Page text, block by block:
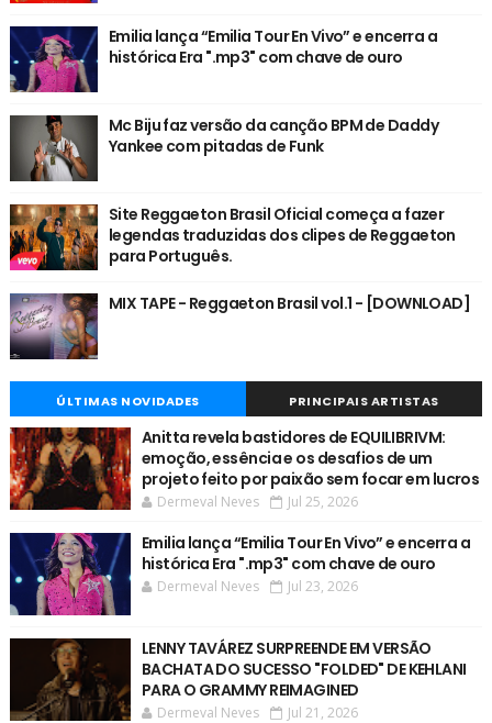
Emilia lança “Emilia Tour En Vivo” e encerra a
histórica Era ".mp3" com chave de ouro
Mc Biju faz versão da canção BPM de Daddy
Yankee com pitadas de Funk
Site Reggaeton Brasil Oficial começa a fazer
legendas traduzidas dos clipes de Reggaeton
para Português.
MIX TAPE - Reggaeton Brasil vol.1 - [DOWNLOAD]
ÚLTIMAS NOVIDADES PRINCIPAIS ARTISTAS
Anitta revela bastidores de EQUILIBRIVM:
emoção, essência e os desafios de um
projeto feito por paixão sem focar em lucros
Dermeval Neves Jul 25, 2026
Emilia lança “Emilia Tour En Vivo” e encerra a
histórica Era ".mp3" com chave de ouro
Dermeval Neves Jul 23, 2026
LENNY TAVÁREZ SURPREENDE EM VERSÃO
BACHATA DO SUCESSO "FOLDED" DE KEHLANI
PARA O GRAMMY REIMAGINED
Dermeval Neves Jul 21, 2026